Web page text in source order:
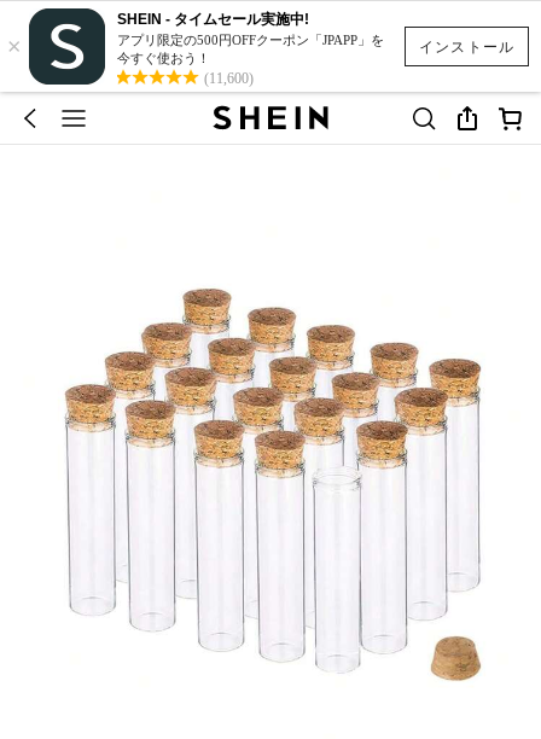
インストール
×
SHEIN - タイムセール実施中!
アプリ限定の500円OFFクーポン「JPAPP」を
今すぐ使おう！
(11,600)